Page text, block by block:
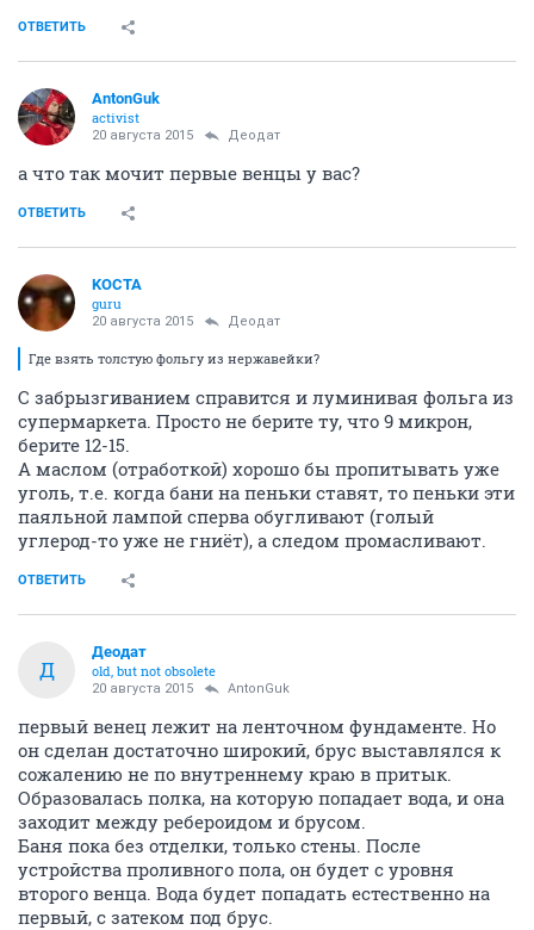
ОТВЕТИТЬ
AntonGuk
activist
20 августа 2015 Деодат
а что так мочит первые венцы у вас?
ОТВЕТИТЬ
KOCTA
guru
20 августа 2015 Деодат
Где взять толстую фольгу из нержавейки?
С забрызгиванием справится и луминивая фольга из
супермаркета. Просто не берите ту, что 9 микрон,
берите 12-15.
А маслом (отработкой) хорошо бы пропитывать уже
уголь, т.е. когда бани на пеньки ставят, то пеньки эти
паяльной лампой сперва обугливают (голый
углерод-то уже не гниёт), а следом промасливают.
ОТВЕТИТЬ
Д
Деодат
old, but not obsolete
20 августа 2015 AntonGuk
первый венец лежит на ленточном фундаменте. Но
он сделан достаточно широкий, брус выставлялся к
сожалению не по внутреннему краю в притык.
Образовалась полка, на которую попадает вода, и она
заходит между ребероидом и брусом.
Баня пока без отделки, только стены. После
устройства проливного пола, он будет с уровня
второго венца. Вода будет попадать естественно на
первый, с затеком под брус.